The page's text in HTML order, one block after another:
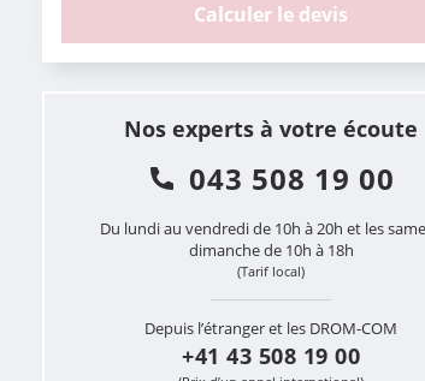
Calculer le devis
Nos experts à votre écoute
043 508 19 00
Du lundi au vendredi de 10h à 20h et les
dimanche de 10h à 18h
(Tarif local)
Depuis l’étranger et les DROM-COM
+41 43 508 19 00